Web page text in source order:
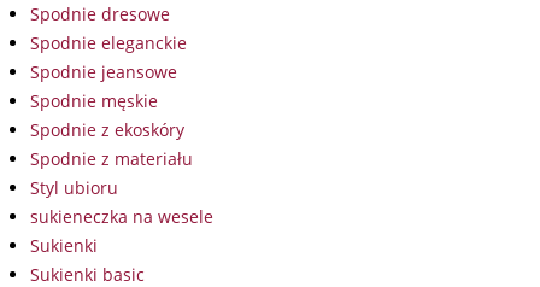
Spodnie dresowe
Spodnie eleganckie
Spodnie jeansowe
Spodnie męskie
Spodnie z ekoskóry
Spodnie z materiału
Styl ubioru
sukieneczka na wesele
Sukienki
Sukienki basic